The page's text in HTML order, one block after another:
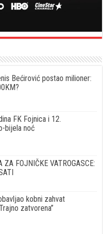
Bećirović postao milioner:
FK Fojnica i 12.
bijela noć
ZA FOJNIČKE VATROGASCE:
kobni zahvat
zatvorena”